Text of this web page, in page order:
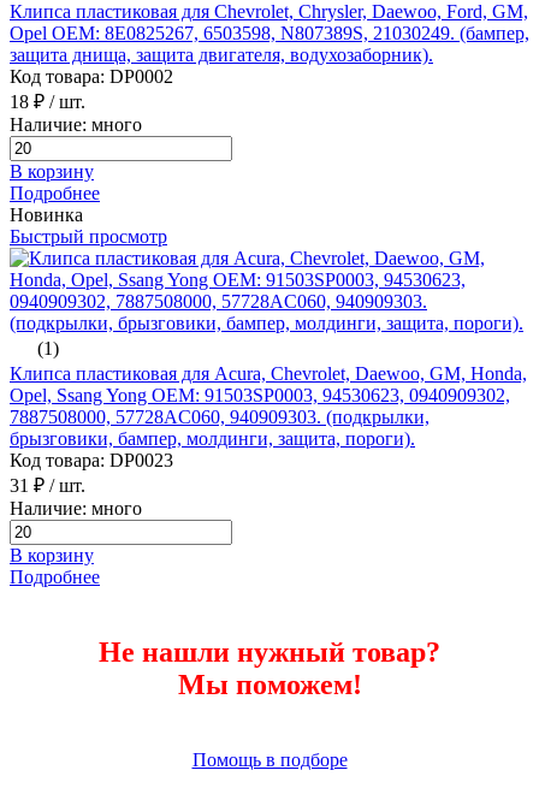
Клипса пластиковая для Chevrolet, Chrysler, Daewoo, Ford, GM,
Opel ОЕМ: 8E0825267, 6503598, N807389S, 21030249. (бампер,
защита днища, защита двигателя, водухозаборник).
Код товара: DP0002
18 ₽ / шт.
Наличие: много
В корзину
Подробнее
Новинка
Быстрый просмотр
(1)
Клипса пластиковая для Acura, Chevrolet, Daewoo, GM, Honda,
Opel, Ssang Yong ОЕМ: 91503SP0003, 94530623, 0940909302,
7887508000, 57728AC060, 940909303. (подкрылки,
брызговики, бампер, молдинги, защита, пороги).
Код товара: DP0023
31 ₽ / шт.
Наличие: много
В корзину
Подробнее
Не нашли нужный товар?
Мы поможем!
Помощь в подборе